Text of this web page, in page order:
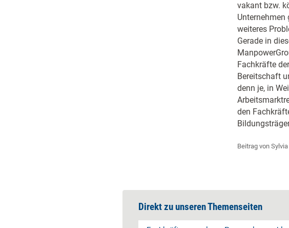
vakant bzw.
weiteres
Gerade in
Fachkräfte
Bereitschaft
denn je, in
den
Beitrag von
Direkt zu unseren Themenseiten